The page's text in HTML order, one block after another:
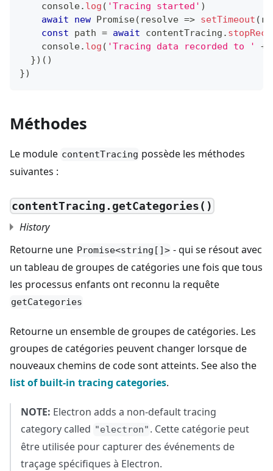
console. log ( 'Tracing started' )
await
new Promise( resolve => setTimeout (
const path = await contentTracing .
console. log ( 'Tracing data recorded to ' +
}) ( )
})
Méthodes
Le module contentTracing possède les méthodes
suivantes :
contentTracing.getCategories()
History
Retourne une Promise<string[]> - qui se résout avec
un tableau de groupes de catégories une fois que tous
les processus enfants ont reconnu la requête
getCategories
Retourne un ensemble de groupes de catégories. Les
groupes de catégories peuvent changer lorsque de
nouveaux chemins de code sont atteints. See also the
list of built-in tracing categories.
NOTE: Electron adds a non-default tracing
category called "electron" . Cette catégorie peut
être utilisée pour capturer des événements de
traçage spécifiques à Electron.